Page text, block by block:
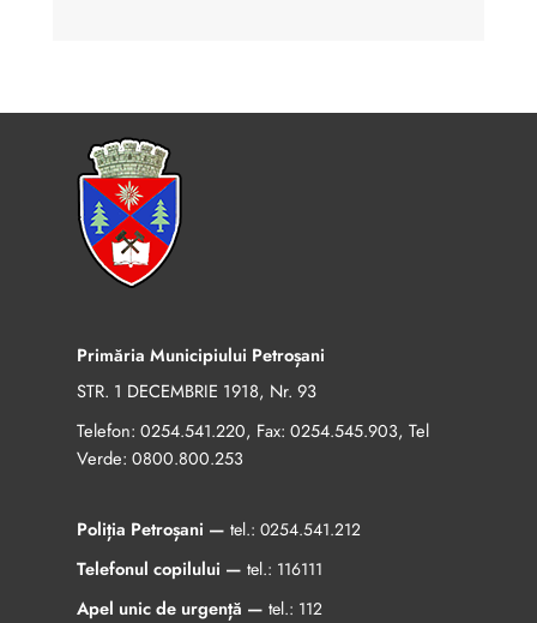
Primăria Municipiului Petroșani
STR. 1 DECEMBRIE 1918, Nr. 93
Telefon: 0254.541.220, Fax: 0254.545.903, Tel
Verde: 0800.800.253
Poliția Petroșani — tel.: 0254.541.212
Telefonul copilului — tel.: 116111
Apel unic de urgență — tel.: 112